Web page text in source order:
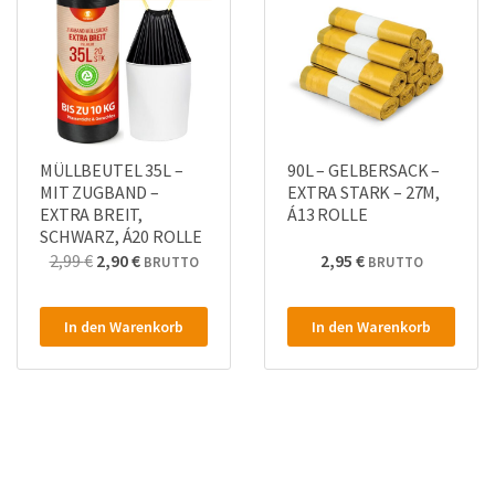
MÜLLBEUTEL 35L –
MIT ZUGBAND –
EXTRA BREIT,
SCHWARZ, Á20 ROLLE
2,99€ Ursprünglicher
war:
2,99 €2,51 €
2,90€Aktueller
ist:
2,90 €2,44 €.
BRUTTO
In den Warenkorb
90L – GELBERSACK –
EXTRA STARK – 27Μ,
Á13 ROLLE
2,95 € BRUTTO
In den Warenkorb